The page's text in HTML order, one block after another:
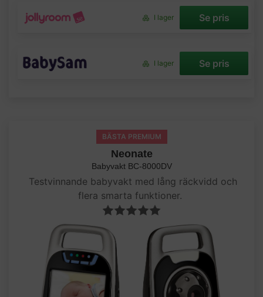
I lager Se pris
I lager Se pris
BÄSTA PREMIUM
Neonate
Babyvakt BC-8000DV
Testvinnande babyvakt med lång räckvidd och
flera smarta funktioner.